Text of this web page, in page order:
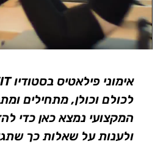
לכולם וכולן, מתחילים
המקצועי נמצא כאן כדי
ולענות על שאלות כך